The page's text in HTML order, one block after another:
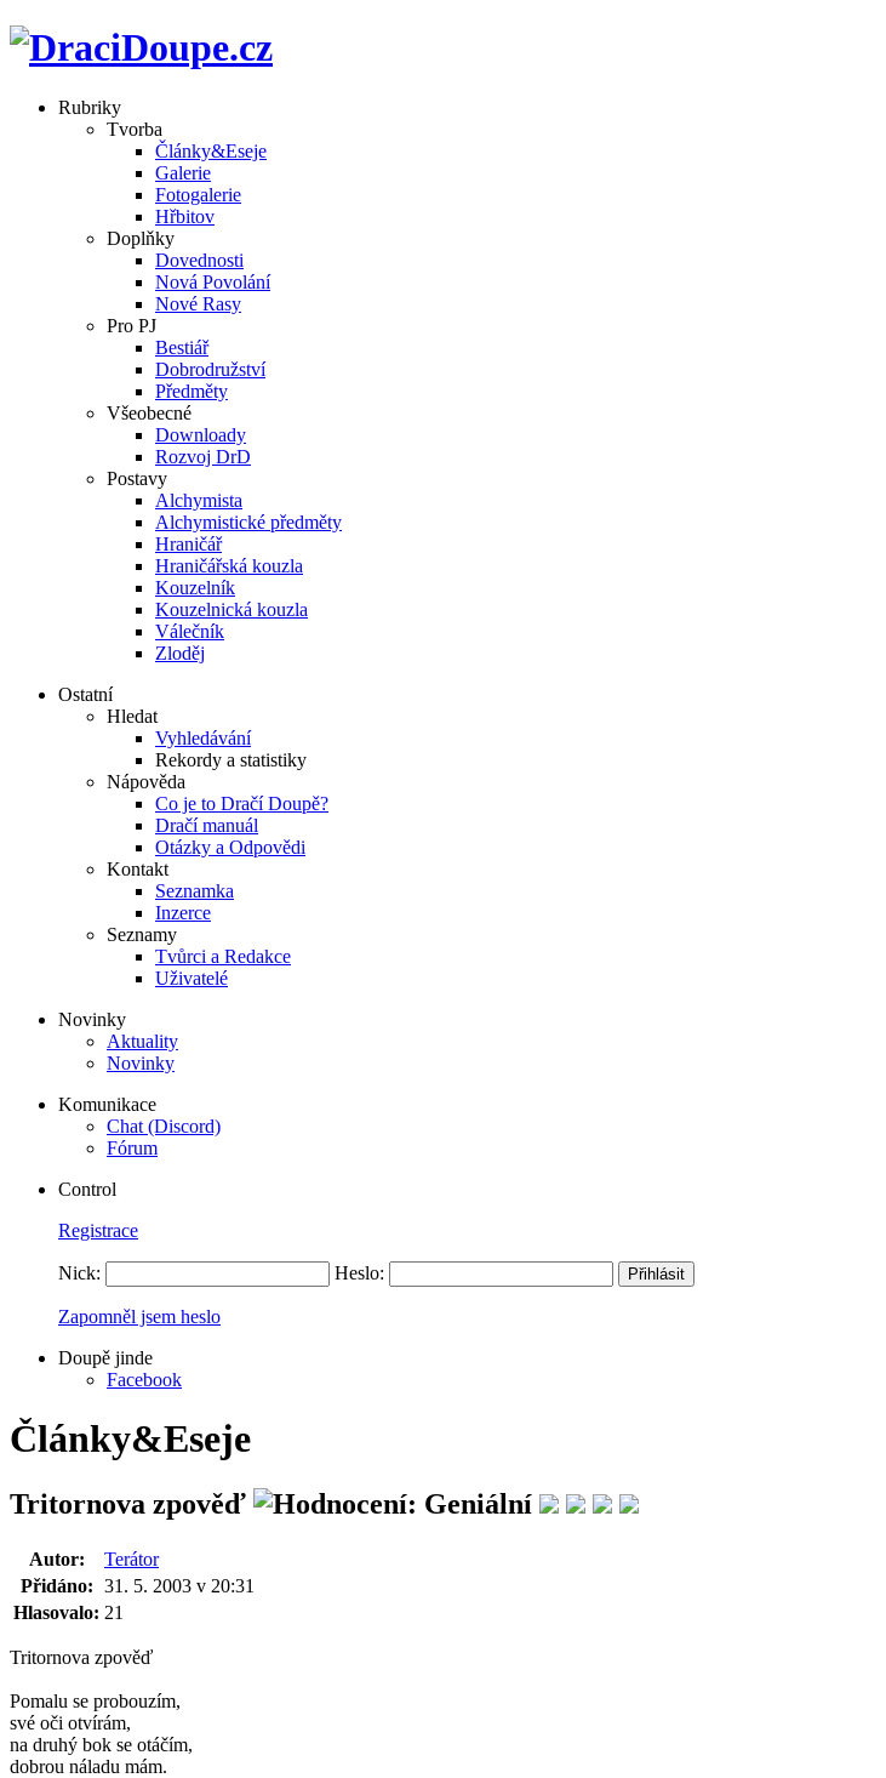
Rubriky
Tvorba
Články&Eseje
Galerie
Fotogalerie
Hřbitov
Doplňky
Dovednosti
Nová Povolání
Nové Rasy
Pro PJ
Bestiář
Dobrodružství
Předměty
Všeobecné
Downloady
Rozvoj DrD
Postavy
Alchymista
Alchymistické předměty
Hraničář
Hraničářská kouzla
Kouzelník
Kouzelnická kouzla
Válečník
Zloděj
Ostatní
Hledat
Vyhledávání
Rekordy a statistiky
Nápověda
Co je to Dračí Doupě?
Dračí manuál
Otázky a Odpovědi
Kontakt
Seznamka
Inzerce
Seznamy
Tvůrci a Redakce
Uživatelé
Novinky
Aktuality
Novinky
Komunikace
Chat (Discord)
Fórum
Control
Registrace
Nick: Heslo:
Zapomněl jsem heslo
Doupě jinde
Facebook
Články&Eseje
Tritornova zpověď
Autor:
Terátor
Přidáno: 31. 5. 2003 v 20:31
Hlasovalo: 21
Tritornova zpověď
Pomalu se probouzím,
své oči otvírám,
na druhý bok se otáčím,
dobrou náladu mám.